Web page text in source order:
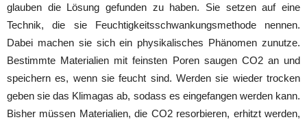
glauben die Lösung gefunden zu haben. Sie setzen auf eine
Technik, die sie Feuchtigkeitsschwankungsmethode nennen.
Dabei machen sie sich ein physikalisches Phänomen zunutze.
Bestimmte Materialien mit feinsten Poren saugen CO2 an und
speichern es, wenn sie feucht sind. Werden sie wieder trocken
geben sie das Klimagas ab, sodass es eingefangen werden kann.
Bisher müssen Materialien, die CO2 resorbieren, erhitzt werden,